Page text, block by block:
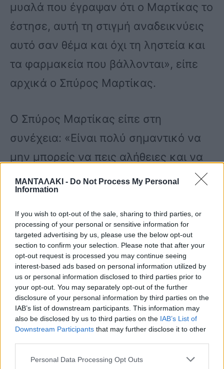
ΜΑΝΤΑΛΑΚΙ - Do Not Process My Personal
Information
If you wish to opt-out of the sale, sharing to third parties, or
processing of your personal or sensitive information for
targeted advertising by us, please use the below opt-out
section to confirm your selection. Please note that after your
opt-out request is processed you may continue seeing
interest-based ads based on personal information utilized by
us or personal information disclosed to third parties prior to
your opt-out. You may separately opt-out of the further
disclosure of your personal information by third parties on the
IAB’s list of downstream participants. This information may
also be disclosed by us to third parties on the IAB’s List of
Downstream Participants that may further disclose it to other
Personal Data Processing Opt Outs
μυαλά που έγραψαν ότι ο Μαρτίκας το
έστησε, αυτή τη στιγμή αναδεικνύεις
αυτό σαν θέμα και όχι τη ληστεία και
τα φαρμακεία που βάλλονται», είπε
αρχικά ο Σπύρος Μαρτίκας.
Ο Σπύρος Μαρτίκας είπε στη
συνέχεια: «Είναι πολύ σημαντικό να
μην μπορείς να πεις αλήθειες και να
αφήνεις υπονοούμενα με σκοπό να
θίξεις, αυτό σε καθιστά νούμερα 1
κατίνα της ελληνικής τηλεόρασης.
Δεν είανι άσχημο, είναι status. Ας
ψάξει να βρει τις αλήθειες του twitter
για την ίδια, ας διαβάσει τις αλήθειες
που γράφει το twitter. Από τη στιγμή
που θέλει να αναπαράξει ψέματα,
γιατί ξέρει την αλήθεια… Το έκανε με
πρόθεση να με θίξει και υποτιμήθηκε
το γεγονός και από το σχόλιο του